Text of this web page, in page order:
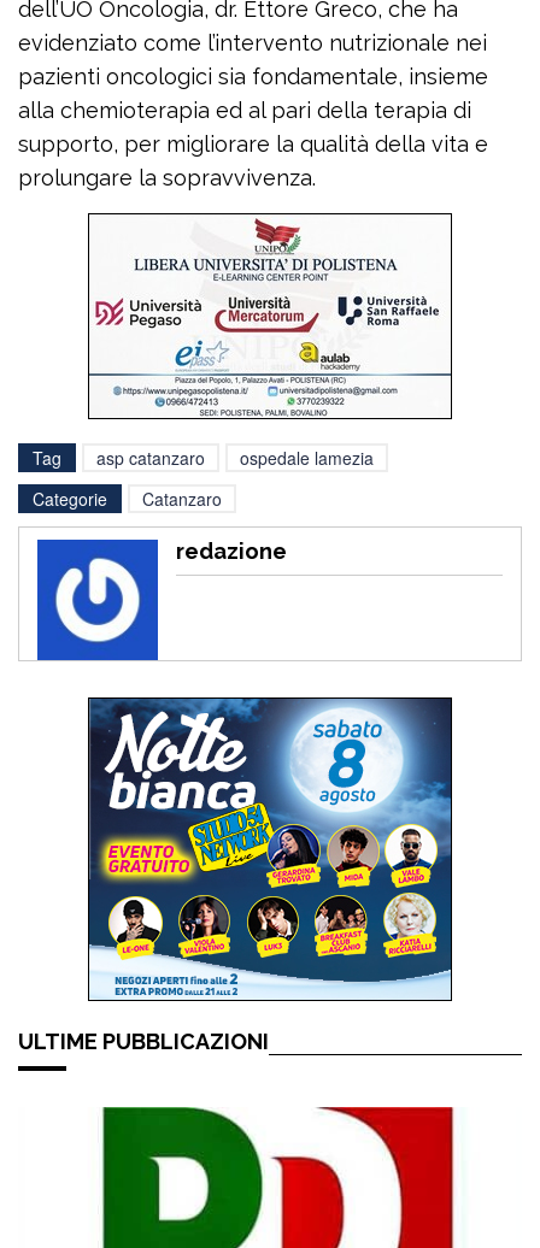
dell’UO Oncologia, dr. Ettore Greco, che ha
evidenziato come l’intervento nutrizionale nei
pazienti oncologici sia fondamentale, insieme
alla chemioterapia ed al pari della terapia di
supporto, per migliorare la qualità della vita e
prolungare la sopravvivenza.
Tag asp catanzaro
ospedale lamezia
Categorie
Catanzaro
redazione
ULTIME PUBBLICAZIONI